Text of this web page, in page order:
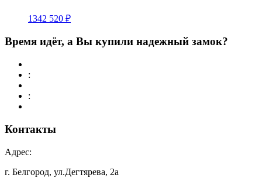
1342 520 ₽
Время идёт, а Вы купили надежный замок?
:
:
Контакты
Адрес:
г. Белгород, ул.Дегтярева, 2а